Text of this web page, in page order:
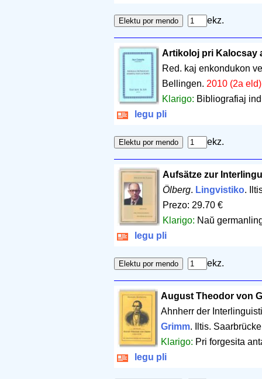
ekz.
Artikoloj pri Kalocsay
Red. kaj enkondukon
Bellingen. 2010 (2a eld)
Klarigo: Bibliografiaj
legu pli
ekz.
Aufsätze zur
Ölberg. Lingvistiko.
Prezo: 29.70 €
Klarigo: Naŭ
legu pli
ekz.
August Theodor von
Ahnherr der
Grimm. Iltis.
Klarigo: Pri forgesita
legu pli